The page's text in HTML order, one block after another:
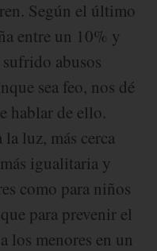
Según el último
entre un 10% y
abusos
sea feo, nos dé
hablar de ello.
la luz, más cerca
igualitaria y
como para niños
para prevenir el
los menores en un